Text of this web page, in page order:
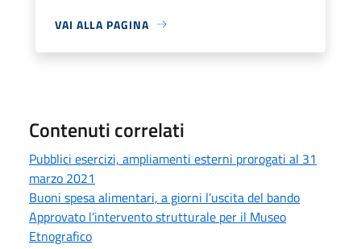
VAI ALLA PAGINA
Contenuti correlati
Pubblici esercizi, ampliamenti esterni prorogati al 31
marzo 2021
Buoni spesa alimentari, a giorni l’uscita del bando
Approvato l’intervento strutturale per il Museo
Etnografico